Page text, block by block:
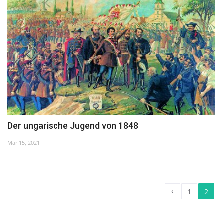
Der ungarische Jugend von 1848
Mar 15, 2021
‹ 1 2